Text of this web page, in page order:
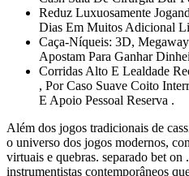
Reduz Luxuosamente
Dias Em Muitos Adicional
Caça-Níqueis: 3D,
Apostam Para Ganhar
Corridas Alto E Lealdade
, Por Caso Suave Coito
E Apoio Pessoal Reserva .
Além dos jogos tradicionais de
o universo dos jogos modernos,
virtuais e quebras. separado bet on
instrumentistas contemporâneos